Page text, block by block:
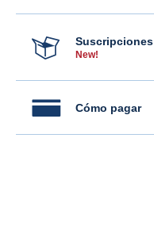
Suscripciones
New!
Cómo pagar